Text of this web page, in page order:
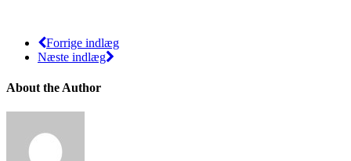
Forrige indlæg
Næste indlæg
About the Author